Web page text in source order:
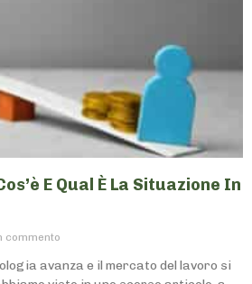
E Qual È La Situazione In
commento
avanza e il mercato del lavoro si